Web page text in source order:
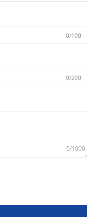
0/100
0/200
0/1000